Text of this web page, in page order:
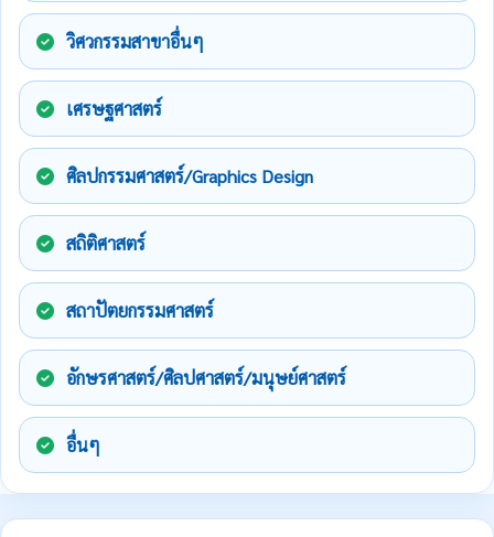
วิศวกรรมสาขาอื่นๆ
เศรษฐศาสตร์
ศิลปกรรมศาสตร์/Graphics Design
สถิติศาสตร์
สถาปัตยกรรมศาสตร์
อักษรศาสตร์/ศิลปศาสตร์/มนุษย์ศาสตร์
อื่นๆ